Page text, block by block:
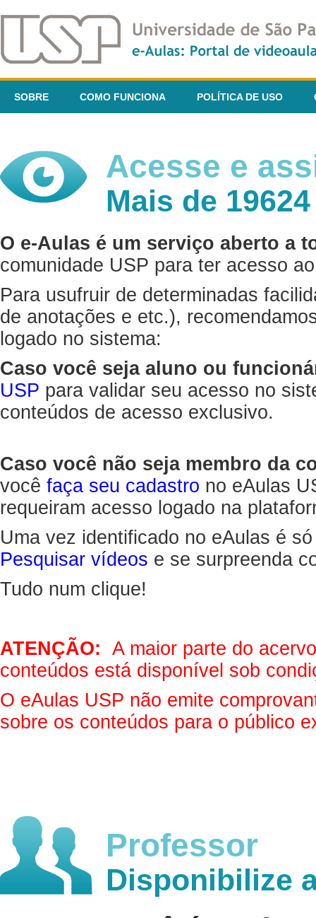
SOBRE COMO FUNCIONA POLÍTICA DE USO
Acesse e
Mais de
O e-Aulas é um serviço aberto a
comunidade USP para ter acesso
Para usufruir de determinadas
de anotações e etc.),
logado no sistema:
Caso você seja aluno ou
USP para validar seu acesso no
conteúdos de acesso exclusivo.
Caso você não seja membro da
você faça seu cadastro no eAulas
requeiram acesso logado na
Uma vez identificado no eAulas é
Pesquisar vídeos e se surpreenda
Tudo num clique!
ATENÇÃO: A maior parte do
conteúdos está disponível sob
O eAulas USP não emite
sobre os conteúdos para o público
Professor
Disponibilize